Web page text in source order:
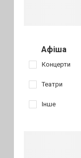
Афіша
Концерти
Театри
Інше